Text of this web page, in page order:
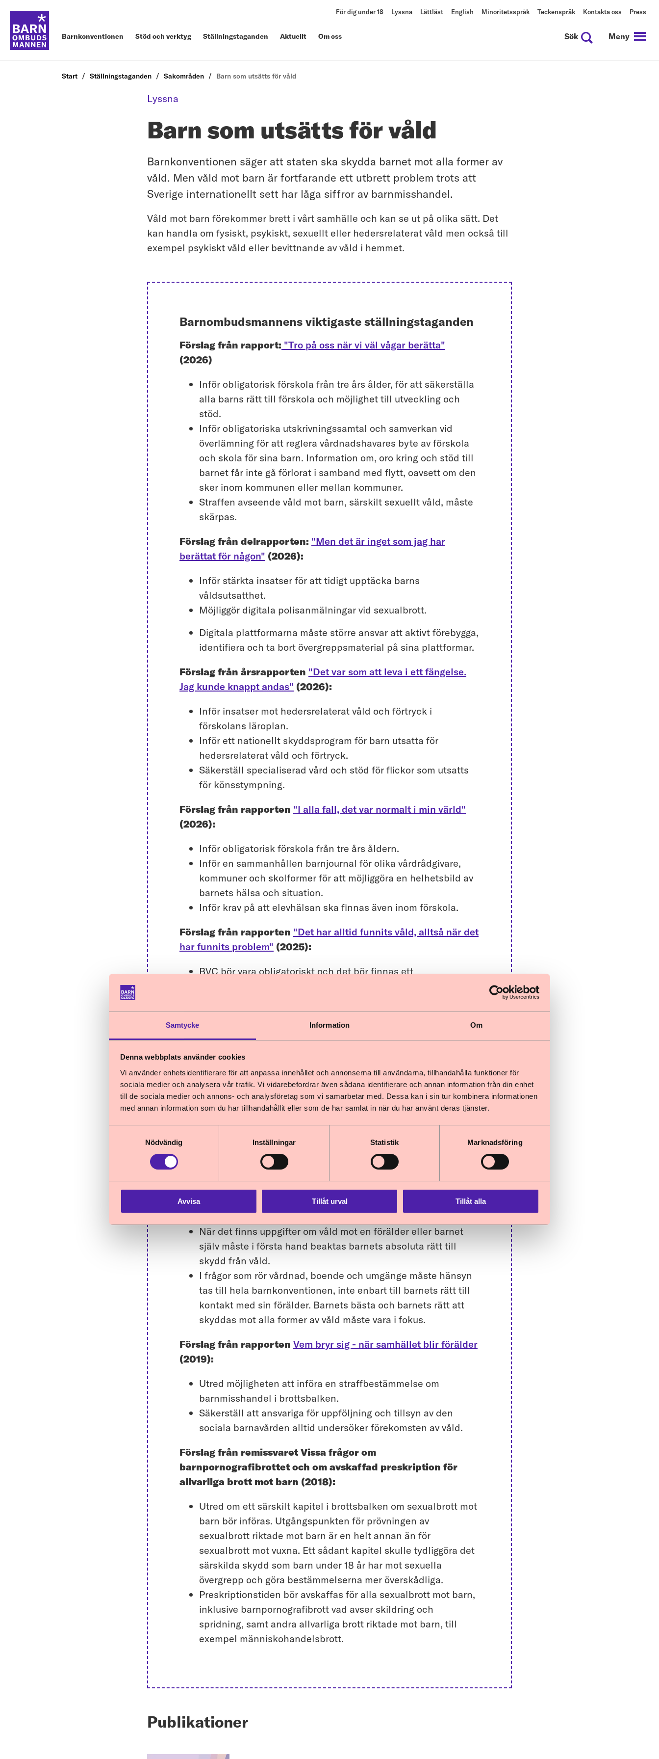
Samtycke Information Om
Denna webbplats använder cookies
Vi använder enhetsidentifierare för att anpassa innehållet och annonserna till användarna, tillhandahålla funktioner för
sociala medier och analysera vår trafik. Vi vidarebefordrar även sådana identifierare och annan information från din enhet
till de sociala medier och annons- och analysföretag som vi samarbetar med. Dessa kan i sin tur kombinera informationen
med annan information som du har tillhandahållit eller som de har samlat in när du har använt deras tjänster.
Nödvändig
Inställningar Statistik Marknadsföring
Avvisa Tillåt urval Tillåt alla
För dig under 18 Lyssna Lättläst English Minoritetsspråk Teckenspråk Kontakta oss Press
Barnkonventionen Stöd och verktyg Ställningstaganden Aktuellt Om oss Sök Meny
Start Ställningstaganden Sakområden Barn som utsätts för våld
Lyssna
Barn som utsätts för våld
Barnkonventionen säger att staten ska skydda barnet mot alla former av
våld. Men våld mot barn är fortfarande ett utbrett problem trots att
Sverige internationellt sett har låga siffror av barnmisshandel.
Våld mot barn förekommer brett i vårt samhälle och kan se ut på olika sätt. Det
kan handla om fysiskt, psykiskt, sexuellt eller hedersrelaterat våld men också till
exempel psykiskt våld eller bevittnande av våld i hemmet.
Barnombudsmannens viktigaste ställningstaganden
Förslag från rapport: "Tro på oss när vi väl vågar berätta"
(2026)
Inför obligatorisk förskola från tre års ålder, för att säkerställa
alla barns rätt till förskola och möjlighet till utveckling och
stöd.
Inför obligatoriska utskrivningssamtal och samverkan vid
överlämning för att reglera vårdnadshavares byte av förskola
och skola för sina barn. Information om, oro kring och stöd till
barnet får inte gå förlorat i samband med flytt, oavsett om den
sker inom kommunen eller mellan kommuner.
Straffen avseende våld mot barn, särskilt sexuellt våld, måste
skärpas.
Förslag från delrapporten: "Men det är inget som jag har
berättat för någon" (2026):
Inför stärkta insatser för att tidigt upptäcka barns
våldsutsatthet.
Möjliggör digitala polisanmälningar vid sexualbrott.
Digitala plattformarna måste större ansvar att aktivt förebygga,
identifiera och ta bort övergreppsmaterial på sina plattformar.
Förslag från årsrapporten "Det var som att leva i ett fängelse.
Jag kunde knappt andas" (2026):
Inför insatser mot hedersrelaterat våld och förtryck i
förskolans läroplan.
Inför ett nationellt skyddsprogram för barn utsatta för
hedersrelaterat våld och förtryck.
Säkerställ specialiserad vård och stöd för flickor som utsatts
för könsstympning.
Förslag från rapporten "I alla fall, det var normalt i min värld"
(2026):
Inför obligatorisk förskola från tre års åldern.
Inför en sammanhållen barnjournal för olika vårdrådgivare,
kommuner och skolformer för att möjliggöra en helhetsbild av
barnets hälsa och situation.
Inför krav på att elevhälsan ska finnas även inom förskola.
Förslag från rapporten "Det har alltid funnits våld, alltså när det
har funnits problem" (2025):
BVC bör vara obligatoriskt och det bör finnas ett
barns trauma i tid.
Utred diskrepansen mellan barns faktiska verklighet av att
växa upp med våld och de skyddslagstiftningar som finns.
Förslag från remissvaretEn översyn av den straffrättsliga
regleringen om preskription(2022):
Preskriptionstiden för grov fridskränkning mot barn bör
förlängas. Det handlar om upprepade och systematiska
kränkningar som kan prägla ett barns hela uppväxt.
Brottet kontakt (grooming) för att träffa barn i sexuellt syfte är
mycket allvarligt. Straffet för detta brott bör skärpas, men
oavsett detta bör preskriptionstiden förlängas.
Förslag från
Betänkandet Ett särskilt hedersbrott
När det finns uppgifter om våld mot en förälder eller barnet
själv måste i första hand beaktas barnets absoluta rätt till
skydd från våld.
I frågor som rör vårdnad, boende och umgänge måste hänsyn
tas till hela barnkonventionen, inte enbart till barnets rätt till
kontakt med sin förälder. Barnets bästa och barnets rätt att
skyddas mot alla former av våld måste vara i fokus.
Förslag från rapporten Vem bryr sig - när samhället blir förälder
(2019):
Utred möjligheten att införa en straffbestämmelse om
barnmisshandel i brottsbalken.
Säkerställ att ansvariga för uppföljning och tillsyn av den
sociala barnavården alltid undersöker förekomsten av våld.
Förslag från remissvaret Vissa frågor om
barnpornografibrottet och om avskaffad preskription för
allvarliga brott mot barn (2018):
Utred om ett särskilt kapitel i brottsbalken om sexualbrott mot
barn bör införas. Utgångspunkten för prövningen av
sexualbrott riktade mot barn är en helt annan än för
sexualbrott mot vuxna. Ett sådant kapitel skulle tydliggöra det
särskilda skydd som barn under 18 år har mot sexuella
övergrepp och göra bestämmelserna mer överskådliga.
Preskriptionstiden bör avskaffas för alla sexualbrott mot barn,
inklusive barnpornografibrott vad avser skildring och
spridning, samt andra allvarliga brott riktade mot barn, till
exempel människohandelsbrott.
Publikationer